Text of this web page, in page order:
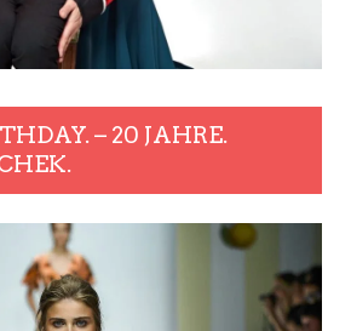
– 20 JAHRE.